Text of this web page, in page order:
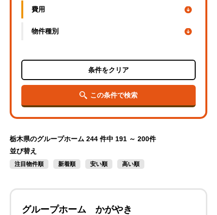
費用
物件種別
条件をクリア
この条件で検索
栃木県のグループホーム 244 件中 191 ～ 200件
並び替え
注目物件順 新着順 安い順 高い順
グループホーム かがやき